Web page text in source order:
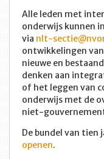
Alle leden met
onderwijs kunnen
via nlt-
ontwikkelingen
nieuwe en
denken aan
of het leggen van
onderwijs met de
niet-
De bundel van
openen.